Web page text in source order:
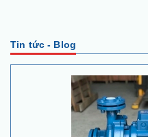
Tin tức - Blog